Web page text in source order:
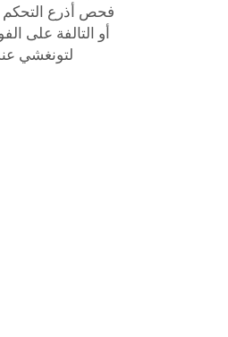
فحص أذرع التحكم
أو التالفة على
لتونغشي